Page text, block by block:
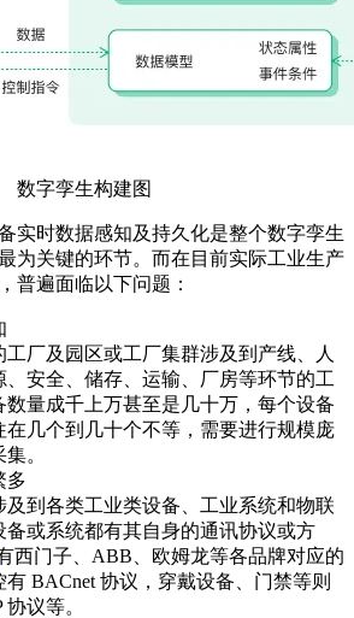
数字孪生构建图
实时数据感知及持久化是整个数字孪生
为关键的环节。而在目前实际工业生产
普遍面临以下问题：
厂及园区或工厂集群涉及到产线、人
、安全、储存、运输、厂房等环节的工
数量成千上万甚至是几十万，每个设备
在几个到几十个不等，需要进行规模庞
。
多
及到各类工业类设备、工业系统和物联
备或系统都有其自身的通讯协议或方
西门子、ABB、欧姆龙等各品牌对应的
BACnet 协议，穿戴设备、门禁等则
议等。